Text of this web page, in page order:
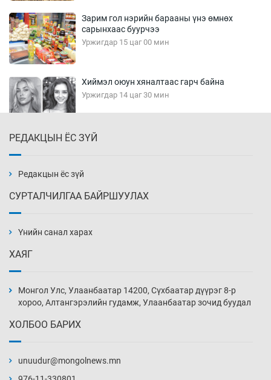
Зарим гол нэрийн барааны үнэ өмнөх
сарынхаас буурчээ
Уржигдар 15 цаг 00 мин
Хиймэл оюун хяналтаас гарч байна
Уржигдар 14 цаг 30 мин
Уржигдар 14 цаг 00 мин
нэмэгджээ
Уржигдар 13 цаг 30 мин
Уржигдар 13 цаг 00 мин
РЕДАКЦЫН ЁС ЗҮЙ
Редакцын ёс зүй
СУРТАЛЧИЛГАА БАЙРШУУЛАХ
Үнийн санал харах
ХАЯГ
Монгол Улс, Улаанбаатар 14200, Сүхбаатар дүүрэг 8-р
хороо, Алтангэрэлийн гудамж, Улаанбаатар зочид буудал
ХОЛБОО БАРИХ
unuudur@mongolnews.mn